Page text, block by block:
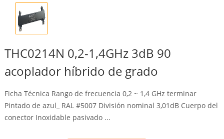
THC0214N 0,2-1,4GHz 3dB 90
acoplador híbrido de grado
Ficha Técnica Rango de frecuencia 0,2 ~ 1,4 GHz terminar
Pintado de azul_ RAL #5007 División nominal 3,01dB Cuerpo del
conector Inoxidable pasivado ...